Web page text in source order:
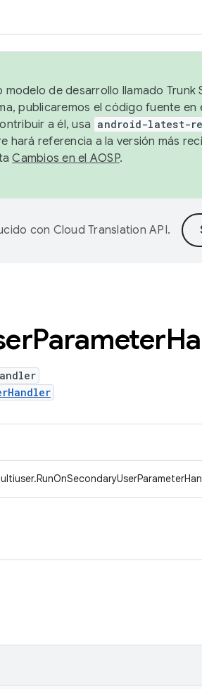
de desarrollo llamado Trunk
publicaremos el código fuente en
a él, usa android-latest-
hará referencia a la versión más
Cambios en el AOSP.
con Cloud Translation API.
Parameter